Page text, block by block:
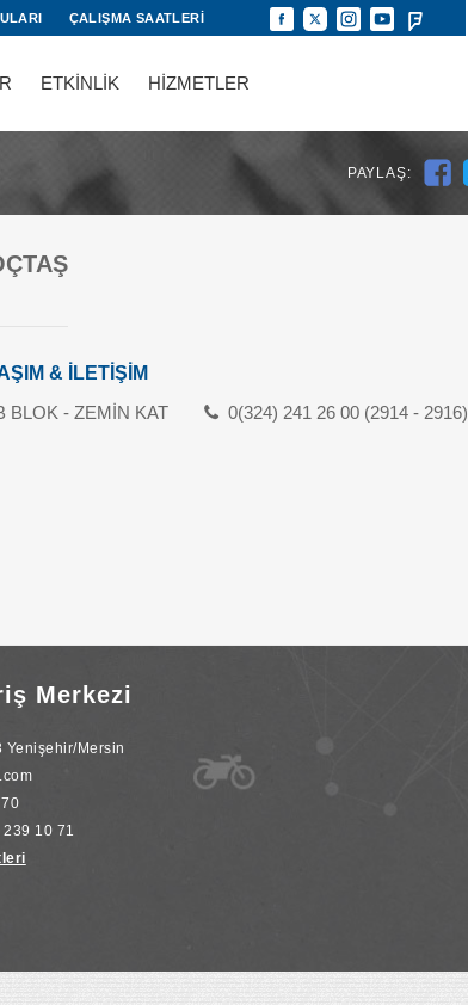
ÇALIŞMA SAATLERİ
ETKİNLİK HİZMETLER
PAYLAŞ:
& İLETİŞİM
BLOK - ZEMİN KAT
0(324) 241 26 00 (2914 - 2916)
Merkezi
Yenişehir/Mersin
10 71